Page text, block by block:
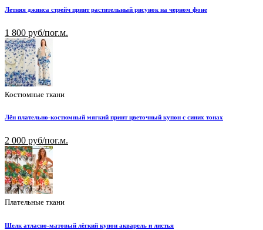
Летняя джинса стрейч принт растительный рисунок на черном фоне
1 800 руб/пог.м.
Костюмные ткани
Лён плательно-костюмный мягкий принт цветочный купон с синих тонах
2 000 руб/пог.м.
Плательные ткани
Шелк атласно-матовый лёгкий купон акварель и листья